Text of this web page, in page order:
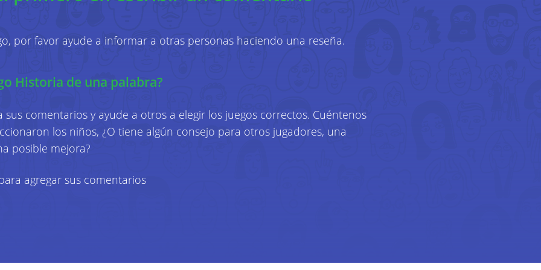
por favor ayude a informar a otras personas haciendo una reseña.
Historia de una palabra?
comentarios y ayude a otros a elegir los juegos correctos. Cuéntenos
los niños, ¿O tiene algún consejo para otros jugadores, una
posible mejora?
agregar sus comentarios
datos del archivo de registro (como páginas abiertas, clics del mouse,
fecha y hora de su visita, navegador, etc.) y detalles del dispositivo (como
necesidades e intereses. Esto significa que podemos mostrarle contenido
específicamente relevante para usted y obter más información sobre
cómo se utilizan nuestros servicios. Utilizamos cookies y tecnologías
esto en nuestra política de cookies.